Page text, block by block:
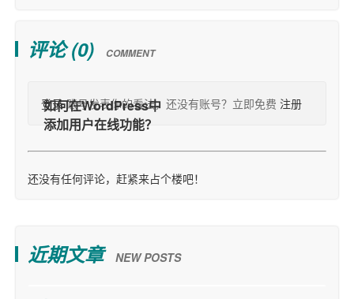
评论 (0) COMMENT
登录账号发表你的看法，还没有账号？立即免费 注册
还没有任何评论，赶紧来占个楼吧！
近期文章 NEW POSTS